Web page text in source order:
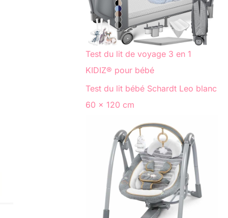
Test du lit de voyage 3 en 1
KIDIZ® pour bébé
Test du lit bébé Schardt Leo blanc
60 x 120 cm